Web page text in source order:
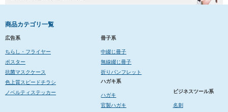
商品カテゴリ一覧
広告系
ちらし・フライヤー
ポスター
抗菌マスクケース
色上質スピードチラシ
ノベルティステッカー
冊子系
中綴じ冊子
無線綴じ冊子
折りパンフレット
ハガキ系
ハガキ
官製ハガキ
ビジネスツール系
名刺